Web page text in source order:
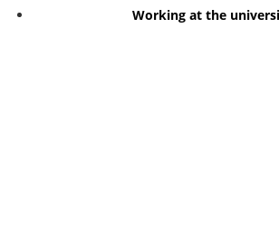
Working at the